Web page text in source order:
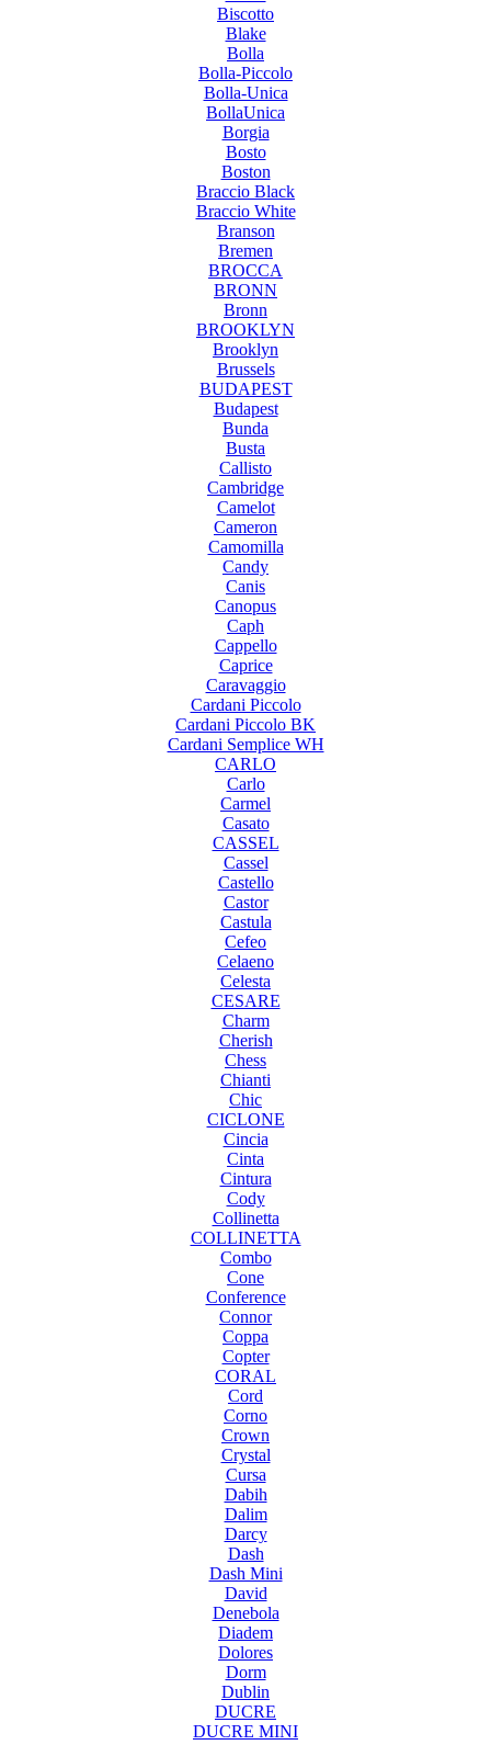
Biscotto
Blake
Bolla
Bolla-Piccolo
Bolla-Unica
BollaUnica
Borgia
Bosto
Boston
Braccio Black
Braccio White
Branson
Bremen
BROCCA
BRONN
Bronn
BROOKLYN
Brooklyn
Brussels
BUDAPEST
Budapest
Bunda
Busta
Callisto
Cambridge
Camelot
Cameron
Camomilla
Candy
Canis
Canopus
Caph
Cappello
Caprice
Caravaggio
Cardani Piccolo
Cardani Piccolo BK
Cardani Semplice WH
CARLO
Carlo
Carmel
Casato
CASSEL
Cassel
Castello
Castor
Castula
Cefeo
Celaeno
Celesta
CESARE
Charm
Cherish
Chess
Chianti
Chic
CICLONE
Cincia
Cinta
Cintura
Cody
Collinetta
COLLINETTA
Combo
Cone
Conference
Connor
Coppa
Copter
CORAL
Cord
Corno
Crown
Crystal
Cursa
Dabih
Dalim
Darcy
Dash
Dash Mini
David
Denebola
Diadem
Dolores
Dorm
Dublin
DUCRE
DUCRE MINI